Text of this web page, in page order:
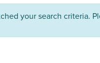
your search criteria.